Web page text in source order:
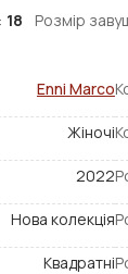
18 Розмір
Enni Marco
Жіночі
2022
Нова колекція
Квадратні